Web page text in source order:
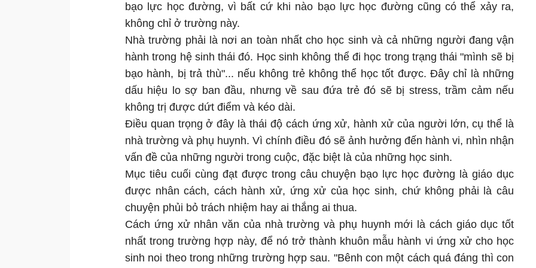
bạo lực học đường, vì bất cứ khi nào bạo lực học đường cũng có thể xảy ra,
không chỉ ở trường này.
Nhà trường phải là nơi an toàn nhất cho học sinh và cả những người đang vận
hành trong hệ sinh thái đó. Học sinh không thể đi học trong trạng thái "mình sẽ bị
bạo hành, bị trả thù"... nếu không trẻ không thể học tốt được. Đây chỉ là những
dấu hiệu lo sợ ban đầu, nhưng về sau đứa trẻ đó sẽ bị stress, trầm cảm nếu
không trị được dứt điểm và kéo dài.
Điều quan trọng ở đây là thái độ cách ứng xử, hành xử của người lớn, cụ thể là
nhà trường và phụ huynh. Vì chính điều đó sẽ ảnh hưởng đến hành vi, nhìn nhận
vấn đề của những người trong cuộc, đặc biệt là của những học sinh.
Mục tiêu cuối cùng đạt được trong câu chuyện bạo lực học đường là giáo dục
được nhân cách, cách hành xử, ứng xử của học sinh, chứ không phải là câu
chuyện phủi bỏ trách nhiệm hay ai thắng ai thua.
Cách ứng xử nhân văn của nhà trường và phụ huynh mới là cách giáo dục tốt
nhất trong trường hợp này, để nó trở thành khuôn mẫu hành vi ứng xử cho học
sinh noi theo trong những trường hợp sau. "Bênh con một cách quá đáng thì con